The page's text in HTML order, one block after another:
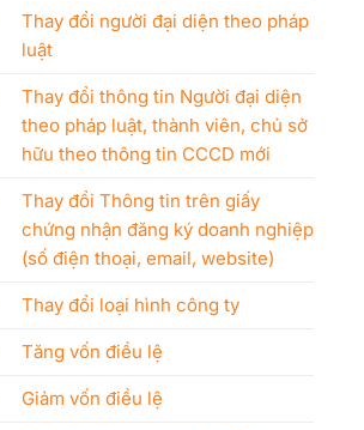
Thay đổi người đại diện theo pháp
luật
Thay đổi thông tin Người đại diện
theo pháp luật, thành viên, chủ sở
hữu theo thông tin CCCD mới
Thay đổi Thông tin trên giấy
chứng nhận đăng ký doanh nghiệp
(số điện thoại, email, website)
Thay đổi loại hình công ty
Tăng vốn điều lệ
Giảm vốn điều lệ